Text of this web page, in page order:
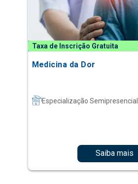
Taxa de Inscrição Gratuita
Medicina da Dor
Especialização Semipresencial
Saiba mais